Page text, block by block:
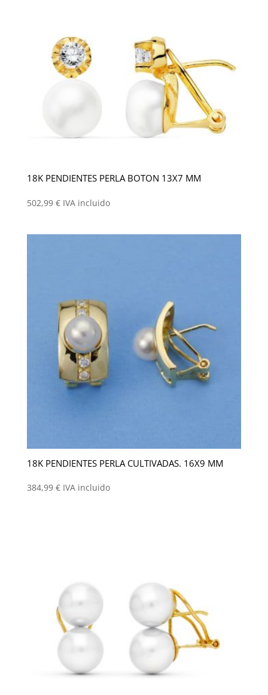
18K PENDIENTES PERLA BOTON 13X7 MM
502,99 € IVA incluido
18K PENDIENTES PERLA CULTIVADAS. 16X9 MM
384,99 € IVA incluido